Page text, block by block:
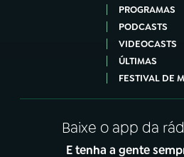
PROGRAMAS
PODCASTS
VIDEOCASTS
ÚLTIMAS
FESTIVAL DE
Baixe o app da
E tenha a gente